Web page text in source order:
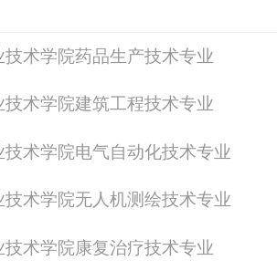
使职业教育得到了快速发展，先后
统先进集体
中等职业学校
教育基地
术学院药品生产技术专业
术学院建筑工程技术专业
术学院电气自动化技术专业
术学院无人机测绘技术专业
术学院康复治疗技术专业